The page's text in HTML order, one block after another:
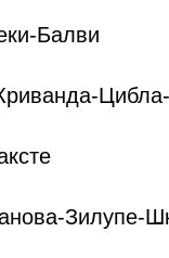
Балви
Зилупе-